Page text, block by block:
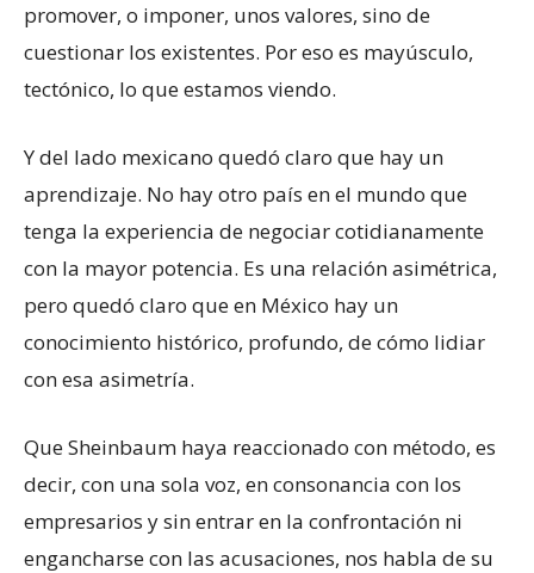
promover, o imponer, unos valores, sino de
cuestionar los existentes. Por eso es mayúsculo,
tectónico, lo que estamos viendo.
Y del lado mexicano quedó claro que hay un
aprendizaje. No hay otro país en el mundo que
tenga la experiencia de negociar cotidianamente
con la mayor potencia. Es una relación asimétrica,
pero quedó claro que en México hay un
conocimiento histórico, profundo, de cómo lidiar
con esa asimetría.
Que Sheinbaum haya reaccionado con método, es
decir, con una sola voz, en consonancia con los
empresarios y sin entrar en la confrontación ni
engancharse con las acusaciones, nos habla de su